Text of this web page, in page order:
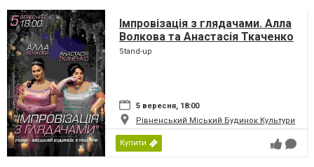
Імпровізація з глядачами. Алла
Волкова та Анастасія Ткаченко
Stand-up
5 вересня, 18:00
Рівненський Міський Будинок Культури
Купити